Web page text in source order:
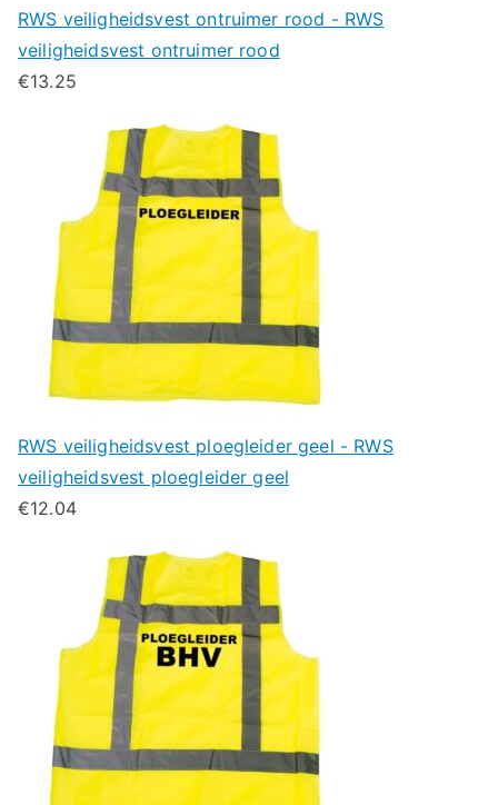
RWS veiligheidsvest ontruimer rood - RWS
veiligheidsvest ontruimer rood
€13.25
RWS veiligheidsvest ploegleider geel - RWS
veiligheidsvest ploegleider geel
€12.04